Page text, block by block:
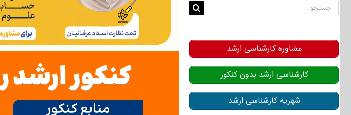
جستجو
مشاوره کارشناسی ارشد
کارشناسی ارشد بدون کنکور
شهریه کارشناسی ارشد